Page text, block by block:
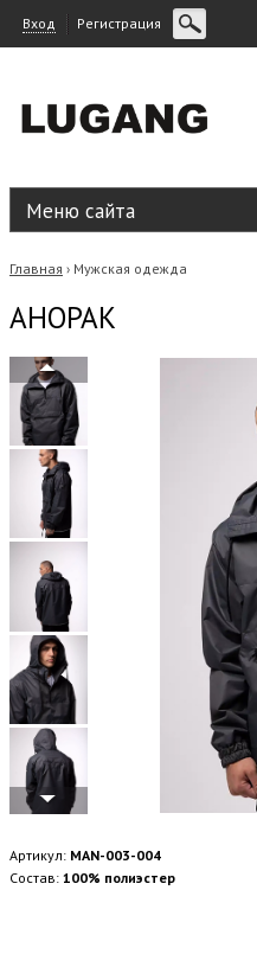
Вход Регистрация
Меню сайта
Главная › Мужская одежда
АНОРАК
Артикул: MAN-003-004
Состав: 100% полиэстер